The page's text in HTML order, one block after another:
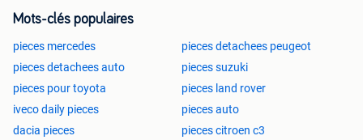
BMW 530 E (G30) 252 i ( g30) 252
bmw 530 xd (e60 / e61) 231235
bmw 535 d (e60 / e61) 272286 (f07) gt 300
bmw 535 i (f10) (f11)
bmw 535 i gt (f07)
bmw 540 i (g30) 340
bmw 550 i (f10 / f11) 408
Mots-clés populaires
pieces mercedes
pieces detachees peugeot
pieces detachees auto
pieces suzuki
pieces pour toyota
pieces land rover
iveco daily pieces
pieces auto
dacia pieces
pieces citroen c3